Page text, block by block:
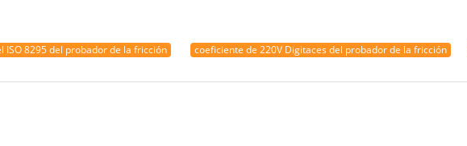
ISO 8295 del probador de la fricción coeficiente de 220V Digitaces del probador de la fricción